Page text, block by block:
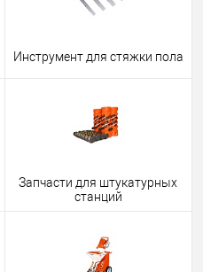
Инструмент для стяжки пола
Запчасти для штукатурных
станций